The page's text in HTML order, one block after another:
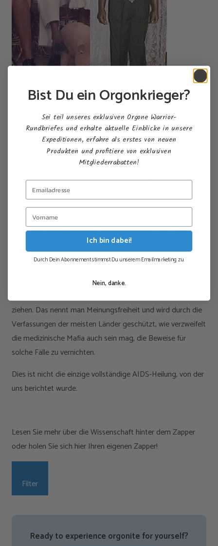
Herr Kagina hat diese beiden Bilder selbst zur Verfügung
gestellt. Sein Fall erlangte in Uganda landesweite
Bekanntheit in den wichtigsten nationalen Zeitungen und
Fernsehsendern. Er begleitete die offizielle ugandische
Delegation zur AIDS-Konferenz in Toronto im Jahr 2005, um
dort seine Beweise einem internationalen Publikum zu
präsentieren.
Warum sprechen wir immer noch von einer „AIDS-
Pandemie“ und einer unheilbaren Krankheit? Ihre Vermutung
ist genauso gut wie meine.
Behauptungen auf. Die Geschichte wird als Tatsache
ziehen. Das nennt man Meinungsfreiheit und wird durch die
Verfassungen der meisten Länder geschützt, wie verzweifelt
die medizinische Mafia auch sein mag, die Beweise für
solche Fälle zu vernichten.
Dies ist nicht die einzige vollständige AIDS-Heilung, von der
uns berichtet wurde.
Lesen Sie mehr über die Wissenschaft hinter dem Zapper
oder holen Sie sich hier Ihren eigenen Zapper!
Filter
Ready to experience orgonite for yourself?
Bist Du ein Orgonkrieger?
Sei teil unseres exklusiven Orgone Warrior-
Rundbriefes und erhalte aktuelle Einblicke in unsere
Expeditionen, erfahre als erstes von neuen
Produkten und profitiere von exklusiven
Mitgliederrabatten!
Ich bin dabei!
Durch Dein Abonnement stimmst Du unserem Emailmarketing zu.
Nein, danke.